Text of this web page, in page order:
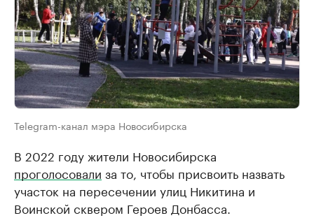
Telegram-канал мэра Новосибирска
В 2022 году жители Новосибирска
проголосовали за то, чтобы присвоить назвать
участок на пересечении улиц Никитина и
Воинской сквером Героев Донбасса.